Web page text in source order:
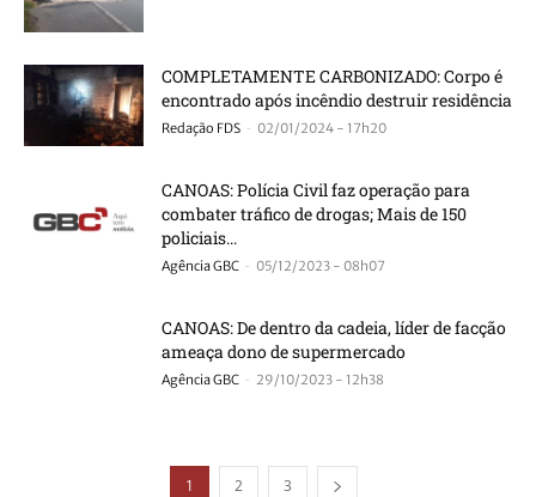
COMPLETAMENTE CARBONIZADO: Corpo é
encontrado após incêndio destruir residência
Redação FDS - 02/01/2024 - 17h20
CANOAS: Polícia Civil faz operação para
combater tráfico de drogas; Mais de 150
policiais...
Agência GBC - 05/12/2023 - 08h07
CANOAS: De dentro da cadeia, líder de facção
ameaça dono de supermercado
Agência GBC - 29/10/2023 - 12h38
1 2 3